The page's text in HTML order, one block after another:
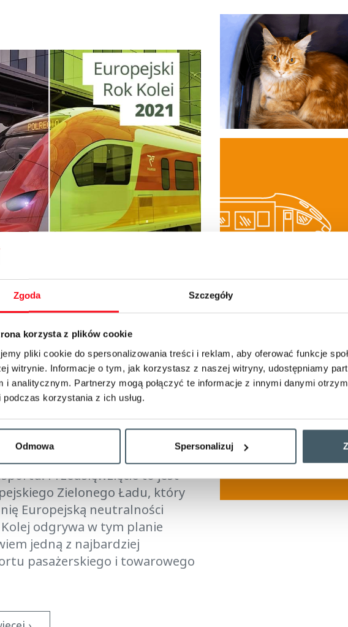
Zgoda Szczegóły
korzysta z plików cookie
pliki cookie do spersonalizowania treści i reklam, aby oferować funkcje
witrynie. Informacje o tym, jak korzystasz z naszej witryny, udostępniamy
i analitycznym. Partnerzy mogą połączyć te informacje z innymi danymi
korzystania z ich usług.
Odmowa Spersonalizuj
Rokiem
1 stycznia 2021 roku
Jego celem jest
bezpiecznego i
Przedsięwzięcie to jest
Zielonego Ładu, który
Europejską neutralności
odgrywa w tym planie
jedną z najbardziej
pasażerskiego i towarowego